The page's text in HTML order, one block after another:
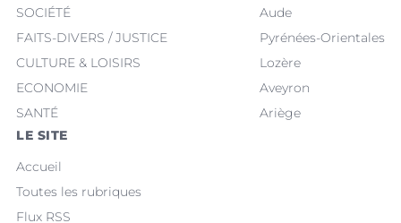
SOCIÉTÉ
FAITS-DIVERS / JUSTICE
CULTURE & LOISIRS
ECONOMIE
SANTÉ
Aude
Pyrénées-Orientales
Lozère
Aveyron
Ariège
LE SITE
Accueil
Toutes les rubriques
Flux RSS